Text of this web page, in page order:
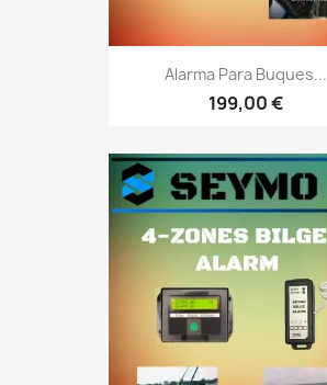
Alarma Para Buques...
199,00 €